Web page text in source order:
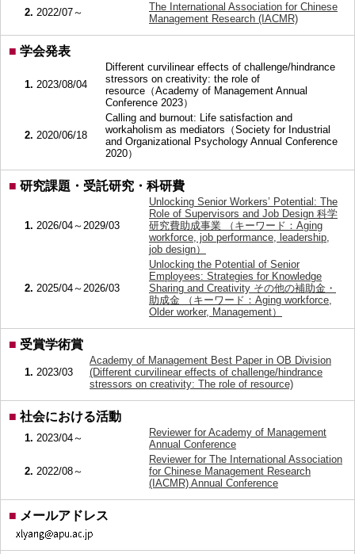
2. 2022/07～
The International Association for Chinese
Management Research (IACMR)
■ 学会発表
1. 2023/08/04
Different curvilinear effects of challenge/hindrance
stressors on creativity: the role of
resource（Academy of Management Annual
Conference 2023）
2. 2020/06/18
Calling and burnout: Life satisfaction and
workaholism as mediators（Society for Industrial
and Organizational Psychology Annual Conference
2020）
■ 研究課題・受託研究・科研費
1. 2026/04～2029/03
Unlocking Senior Workers’ Potential: The
Role of Supervisors and Job Design 科学
研究費助成事業 （キーワード：Aging
workforce, job performance, leadership,
job design）
2. 2025/04～2026/03
Unlocking the Potential of Senior
Employees: Strategies for Knowledge
Sharing and Creativity その他の補助金・
助成金 （キーワード：Aging workforce,
Older worker, Management）
■ 受賞学術賞
1. 2023/03
Academy of Management Best Paper in OB Division
(Different curvilinear effects of challenge/hindrance
stressors on creativity: The role of resource)
■ 社会における活動
1. 2023/04～
Reviewer for Academy of Management
Annual Conference
2. 2022/08～
Reviewer for The International Association
for Chinese Management Research
(IACMR) Annual Conference
■ メールアドレス